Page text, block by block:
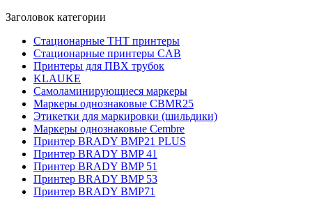
Заголовок категории
Стационарные THT принтеры
Стационарные принтеры CAB
Принтеры для ПВХ трубок
KLAUKE
Самоламинирующиеся маркеры
Маркеры однознаковые CBMR25
Этикетки для маркировки (шильдики)
Маркеры однознаковые Cembre
Принтер BRADY BMP21 PLUS
Принтер BRADY BMP 41
Принтер BRADY BMP 51
Принтер BRADY BMP 53
Принтер BRADY BMP71